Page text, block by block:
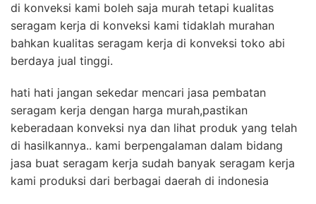
di konveksi kami boleh saja murah tetapi kualitas
seragam kerja di konveksi kami tidaklah murahan
bahkan kualitas seragam kerja di konveksi toko abi
berdaya jual tinggi.
hati hati jangan sekedar mencari jasa pembatan
seragam kerja dengan harga murah,pastikan
keberadaan konveksi nya dan lihat produk yang telah
di hasilkannya.. kami berpengalaman dalam bidang
jasa buat seragam kerja sudah banyak seragam kerja
kami produksi dari berbagai daerah di indonesia